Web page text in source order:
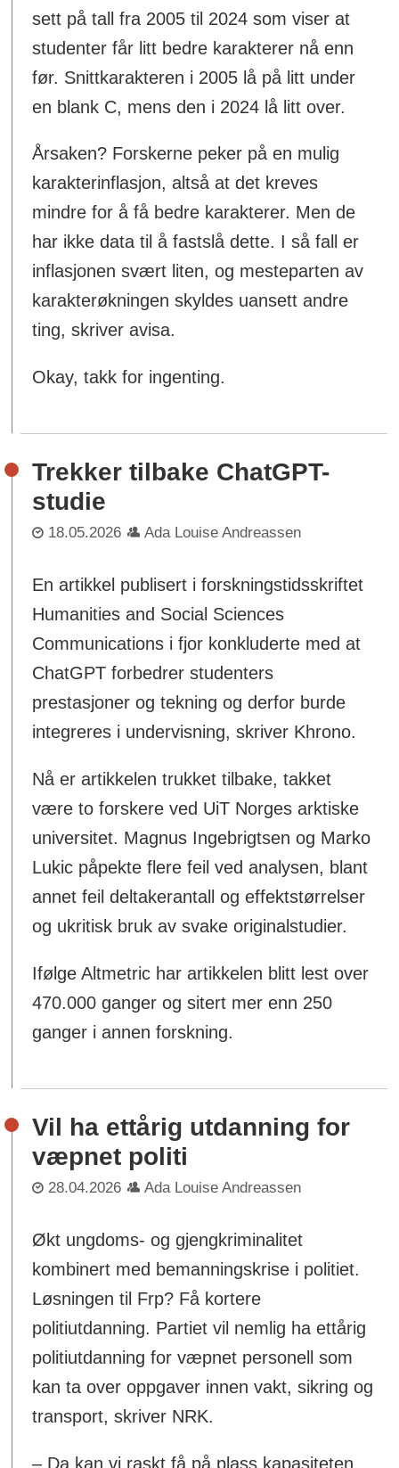
sett på tall fra 2005 til 2024 som viser at
studenter får litt bedre karakterer nå enn
før. Snittkarakteren i 2005 lå på litt under
en blank C, mens den i 2024 lå litt over.
Årsaken? Forskerne peker på en mulig
karakterinflasjon, altså at det kreves
mindre for å få bedre karakterer. Men de
har ikke data til å fastslå dette. I så fall er
inflasjonen svært liten, og mesteparten av
karakterøkningen skyldes uansett andre
ting, skriver avisa.
Okay, takk for ingenting.
Trekker tilbake ChatGPT-
studie
18.05.2026 Ada Louise Andreassen
En artikkel publisert i forskningstidsskriftet
Humanities and Social Sciences
Communications i fjor konkluderte med at
ChatGPT forbedrer studenters
prestasjoner og tekning og derfor burde
integreres i undervisning, skriver Khrono.
Nå er artikkelen trukket tilbake, takket
være to forskere ved UiT Norges arktiske
universitet. Magnus Ingebrigtsen og Marko
Lukic påpekte flere feil ved analysen, blant
annet feil deltakerantall og effektstørrelser
og ukritisk bruk av svake originalstudier.
Ifølge Altmetric har artikkelen blitt lest over
470.000 ganger og sitert mer enn 250
ganger i annen forskning.
Vil ha ettårig utdanning for
væpnet politi
28.04.2026 Ada Louise Andreassen
Økt ungdoms- og gjengkriminalitet
kombinert med bemanningskrise i politiet.
Løsningen til Frp? Få kortere
politiutdanning. Partiet vil nemlig ha ettårig
politiutdanning for væpnet personell som
kan ta over oppgaver innen vakt, sikring og
transport, skriver NRK.
– Da kan vi raskt få på plass kapasiteten